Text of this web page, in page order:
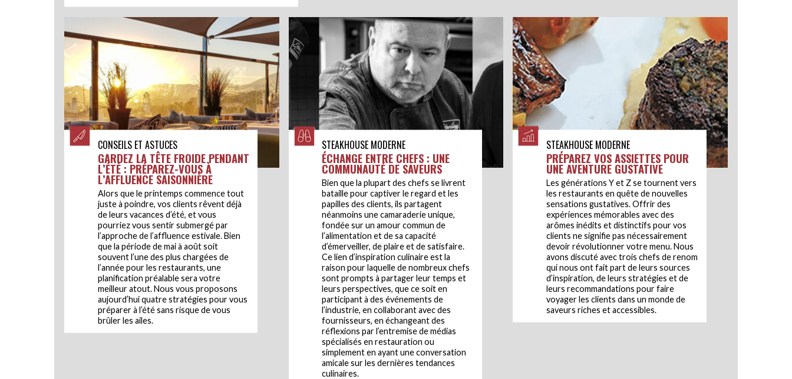
CONSEILS ET ASTUCES
GARDEZ LA TÊTE FROIDE PENDANT
L’ÉTÉ : PRÉPAREZ-VOUS À
L’AFFLUENCE SAISONNIÈRE
Alors que le printemps commence tout
juste à poindre, vos clients rêvent déjà
de leurs vacances d’été, et vous
pourriez vous sentir submergé par
l’approche de l’affluence estivale. Bien
que la période de mai à août soit
souvent l’une des plus chargées de
l’année pour les restaurants, une
planification préalable sera votre
meilleur atout. Nous vous proposons
aujourd’hui quatre stratégies pour vous
préparer à l’été sans risque de vous
brûler les ailes.
STEAKHOUSE MODERNE
ÉCHANGE ENTRE CHEFS : UNE
COMMUNAUTÉ DE SAVEURS
Bien que la plupart des chefs se livrent
bataille pour captiver le regard et les
papilles des clients, ils partagent
néanmoins une camaraderie unique,
fondée sur un amour commun de
l’alimentation et de sa capacité
d’émerveiller, de plaire et de satisfaire.
Ce lien d’inspiration culinaire est la
raison pour laquelle de nombreux chefs
sont prompts à partager leur temps et
leurs perspectives, que ce soit en
participant à des événements de
l’industrie, en collaborant avec des
fournisseurs, en échangeant des
réflexions par l’entremise de médias
spécialisés en restauration ou
simplement en ayant une conversation
amicale sur les dernières tendances
culinaires.
STEAKHOUSE MODERNE
PRÉPAREZ VOS ASSIETTES POUR
UNE AVENTURE GUSTATIVE
Les générations Y et Z se tournent vers
les restaurants en quête de nouvelles
sensations gustatives. Offrir des
expériences mémorables avec des
arômes inédits et distinctifs pour vos
clients ne signifie pas nécessairement
devoir révolutionner votre menu. Nous
avons discuté avec trois chefs de renom
qui nous ont fait part de leurs sources
d’inspiration, de leurs stratégies et de
leurs recommandations pour faire
voyager les clients dans un monde de
saveurs riches et accessibles.